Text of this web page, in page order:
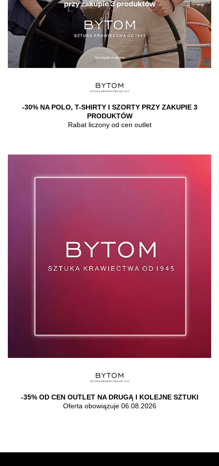
-30% NA POLO, T-SHIRTY I SZORTY PRZY ZAKUPIE 3
PRODUKTÓW
Rabat liczony od cen outlet
-35% OD CEN OUTLET NA DRUGĄ I KOLEJNE SZTUKI
Oferta obowiązuje 06.08.2026